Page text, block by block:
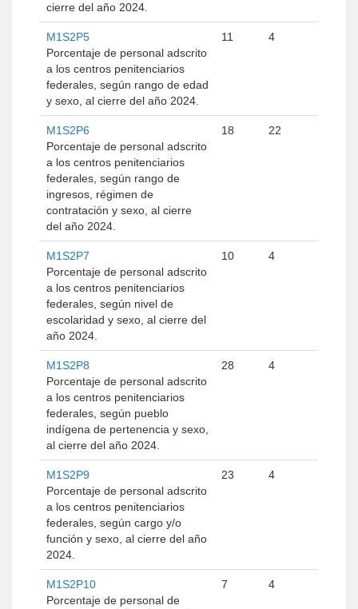
cierre del año 2024.
M1S2P5
Porcentaje de personal adscrito
a los centros penitenciarios
federales, según rango de edad
y sexo, al cierre del año 2024.
11 4
M1S2P6
Porcentaje de personal adscrito
a los centros penitenciarios
federales, según rango de
ingresos, régimen de
contratación y sexo, al cierre
del año 2024.
18 22
M1S2P7
Porcentaje de personal adscrito
a los centros penitenciarios
federales, según nivel de
escolaridad y sexo, al cierre del
año 2024.
10 4
M1S2P8
Porcentaje de personal adscrito
a los centros penitenciarios
federales, según pueblo
indígena de pertenencia y sexo,
al cierre del año 2024.
28 4
M1S2P9
Porcentaje de personal adscrito
a los centros penitenciarios
federales, según cargo y/o
función y sexo, al cierre del año
2024.
23 4
M1S2P10
Porcentaje de personal de
7 4